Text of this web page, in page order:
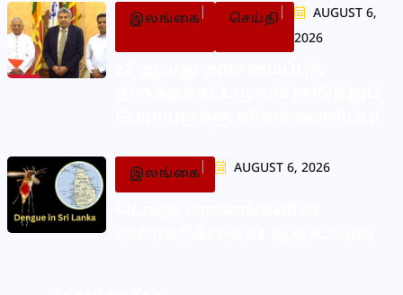
இலங்கை செய்தி
AUGUST 6,
2026
இலங்கை AUGUST 6, 2026